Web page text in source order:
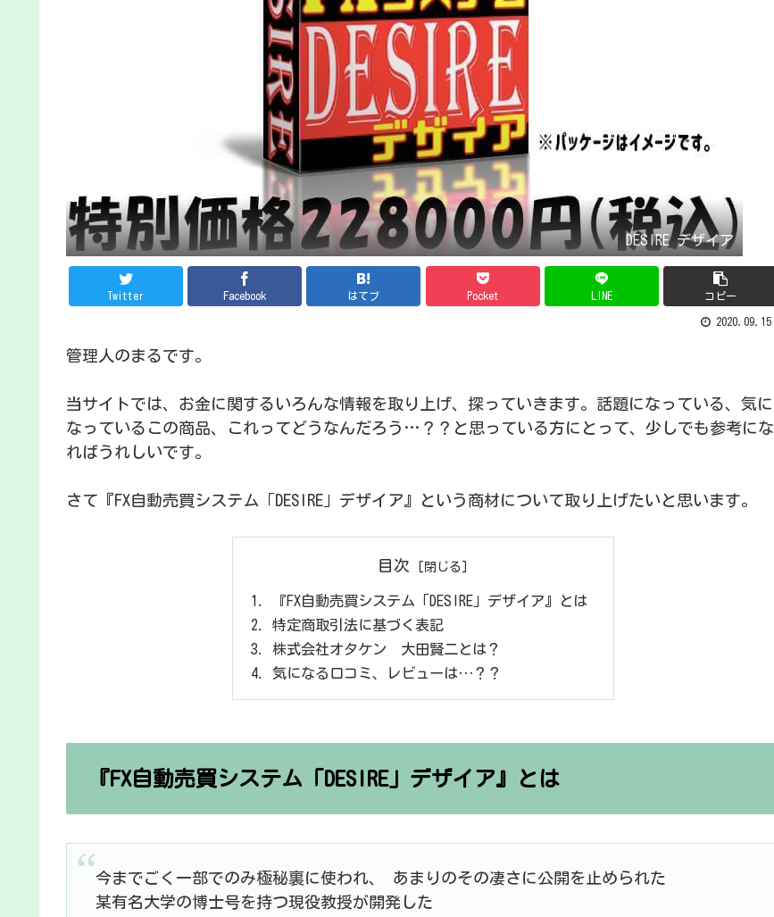
DESIRE デザイア
Twitter Facebook はてブ Pocket LINE コピー
2020.09.15
管理人のまるです。
当サイトでは、お金に関するいろんな情報を取り上げ、探っていきます。話題になっている、気に
なっているこの商品、これってどうなんだろう…？？と思っている方にとって、少しでも参考にな
ればうれしいです。
さて『FX自動売買システム「DESIRE」デザイア』という商材について取り上げたいと思います。
目次
『FX自動売買システム「DESIRE」デザイア』とは
特定商取引法に基づく表記
株式会社オタケン 大田賢二とは？
気になる口コミ、レビューは…？？
『FX自動売買システム「DESIRE」デザイア』とは
今までごく一部でのみ極秘裏に使われ、 あまりのその凄さに公開を止められた
某有名大学の博士号を持つ現役教授が開発した